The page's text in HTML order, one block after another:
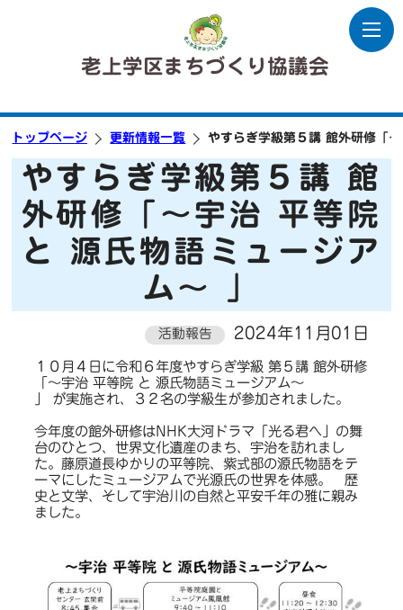
老上学区まちづくり協議会
トップページ 更新情報一覧 やすらぎ学級第５講 館外研修「
やすらぎ学級第５講 館
外研修「～宇治 平等院
と 源氏物語ミュージア
ム～ 」
活動報告 2024年11月01日
１０月４日に令和６年度やすらぎ学級 第５講 館外研修
「～宇治 平等院 と 源氏物語ミュージアム～
」 が実施され、３２名の学級生が参加されました。
今年度の館外研修はNHK大河ドラマ「光る君へ」の舞
台のひとつ、世界文化遺産のまち、宇治を訪れまし
た。藤原道長ゆかりの平等院、紫式部の源氏物語をテ
ーマにしたミュージアムで光源氏の世界を体感。 歴
史と文学、そして宇治川の自然と平安千年の雅に親み
ました。